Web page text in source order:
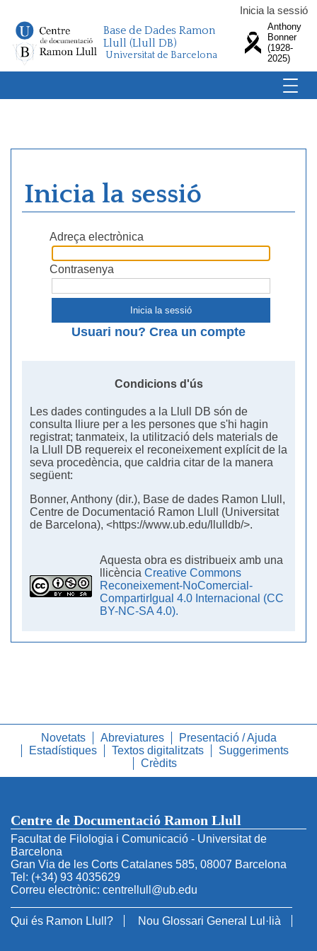
Base de Dades Ramon
Llull (Llull DB)
Universitat de Barcelona
Anthony
Bonner
(1928-
2025)
Inicia la sessió
Novetats Abreviatures
Presentació / Ajuda
Estadístiques
Textos digitalitzats
Suggeriments
Crèdits
Centre de Documentació Ramon Llull
Facultat de Filologia i Comunicació - Universitat de
Barcelona
Gran Via de les Corts Catalanes 585, 08007 Barcelona
Tel: (+34) 93 4035629
Correu electrònic: centrellull@ub.edu
Qui és Ramon Llull? Nou Glossari General Lul·lià
Inicia la sessió
Adreça electrònica
Contrasenya
Usuari nou? Crea un compte
Condicions d'ús
Les dades contingudes a la Llull DB són de
consulta lliure per a les persones que s'hi hagin
registrat; tanmateix, la utilització dels materials de
la Llull DB requereix el reconeixement explícit de la
seva procedència, que caldria citar de la manera
següent:
Bonner, Anthony (dir.), Base de dades Ramon Llull,
Centre de Documentació Ramon Llull (Universitat
de Barcelona), <https://www.ub.edu/llulldb/>.
Aquesta obra es distribueix amb una
llicència Creative Commons
Reconeixement-NoComercial-
CompartirIgual 4.0 Internacional (CC
BY-NC-SA 4.0).